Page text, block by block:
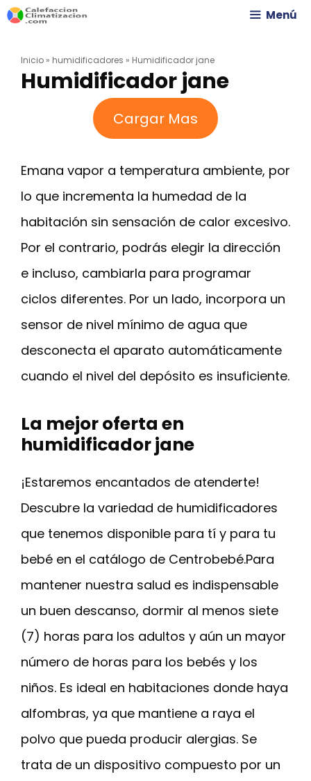
Saltar
contenido
Menú
Inicio » humidificadores » Humidificador jane
Humidificador jane
Cargar Mas
Emana vapor a temperatura ambiente, por
lo que incrementa la humedad de la
habitación sin sensación de calor excesivo.
Por el contrario, podrás elegir la dirección
e incluso, cambiarla para programar
ciclos diferentes. Por un lado, incorpora un
sensor de nivel mínimo de agua que
desconecta el aparato automáticamente
cuando el nivel del depósito es insuficiente.
La mejor oferta en
humidificador jane
¡Estaremos encantados de atenderte!
Descubre la variedad de humidificadores
que tenemos disponible para tí y para tu
bebé en el catálogo de Centrobebé.Para
mantener nuestra salud es indispensable
un buen descanso, dormir al menos siete
(7) horas para los adultos y aún un mayor
número de horas para los bebés y los
niños. Es ideal en habitaciones donde haya
alfombras, ya que mantiene a raya el
polvo que pueda producir alergias. Se
trata de un dispositivo compuesto por un